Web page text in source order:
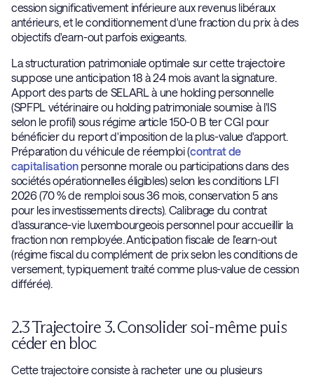
cession significativement inférieure aux revenus libéraux
antérieurs, et le conditionnement d'une fraction du prix à des
objectifs d'earn-out parfois exigeants.
La structuration patrimoniale optimale sur cette trajectoire
suppose une anticipation 18 à 24 mois avant la signature.
Apport des parts de SELARL à une holding personnelle
(SPFPL vétérinaire ou holding patrimoniale soumise à l'IS
selon le profil) sous régime article 150-0 B ter CGI pour
bénéficier du report d'imposition de la plus-value d'apport.
Préparation du véhicule de réemploi (contrat de
capitalisationpersonne morale ou participations dans des
sociétés opérationnelles éligibles) selon les conditions LFI
2026 (70 % de remploi sous 36 mois, conservation 5 ans
pour les investissements directs). Calibrage du contrat
d'assurance-vie luxembourgeois personnel pour accueillir la
fraction non remployée. Anticipation fiscale de l'earn-out
(régime fiscal du complément de prix selon les conditions de
versement, typiquement traité comme plus-value de cession
différée).
2.3 Trajectoire 3. Consolider soi-même puis
céder en bloc
Cette trajectoire consiste à racheter une ou plusieurs